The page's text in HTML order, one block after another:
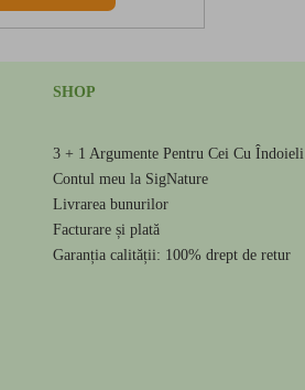
SHOP
3 + 1 Argumente Pentru Cei Cu Îndoieli
Contul meu la SigNature
Livrarea bunurilor
Facturare și plată
Garanția calității: 100% drept de retur